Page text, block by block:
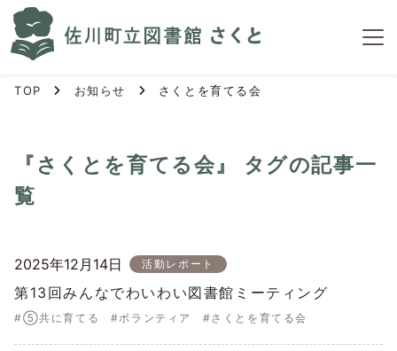
TOP お知らせ さくとを育てる会
『さくとを育てる会』 タグの記事一
覧
2025年12月14日 活動レポート
第13回みんなでわいわい図書館ミーティング
#⑤共に育てる #ボランティア #さくとを育てる会